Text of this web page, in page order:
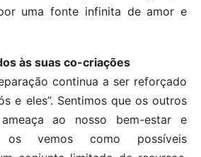
uma fonte infinita de amor e
às suas co-criações
continua a ser reforçado
e eles”. Sentimos que os outros
ao nosso bem-estar e
os vemos como possíveis